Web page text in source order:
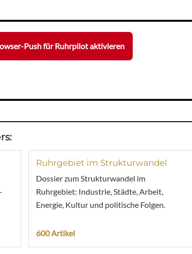
Push für Ruhrpilot aktivieren
Ruhrgebiet im Strukturwandel
Dossier zum Strukturwandel im
Ruhrgebiet: Industrie, Städte, Arbeit,
Energie, Kultur und politische Folgen.
600 Artikel